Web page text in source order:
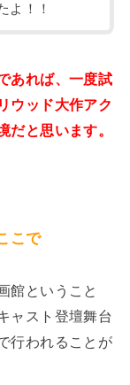
よ！！
あれば、一度試
ウッド大作アク
だと思います。
こで
館ということ
ャスト登壇舞台
行われることが